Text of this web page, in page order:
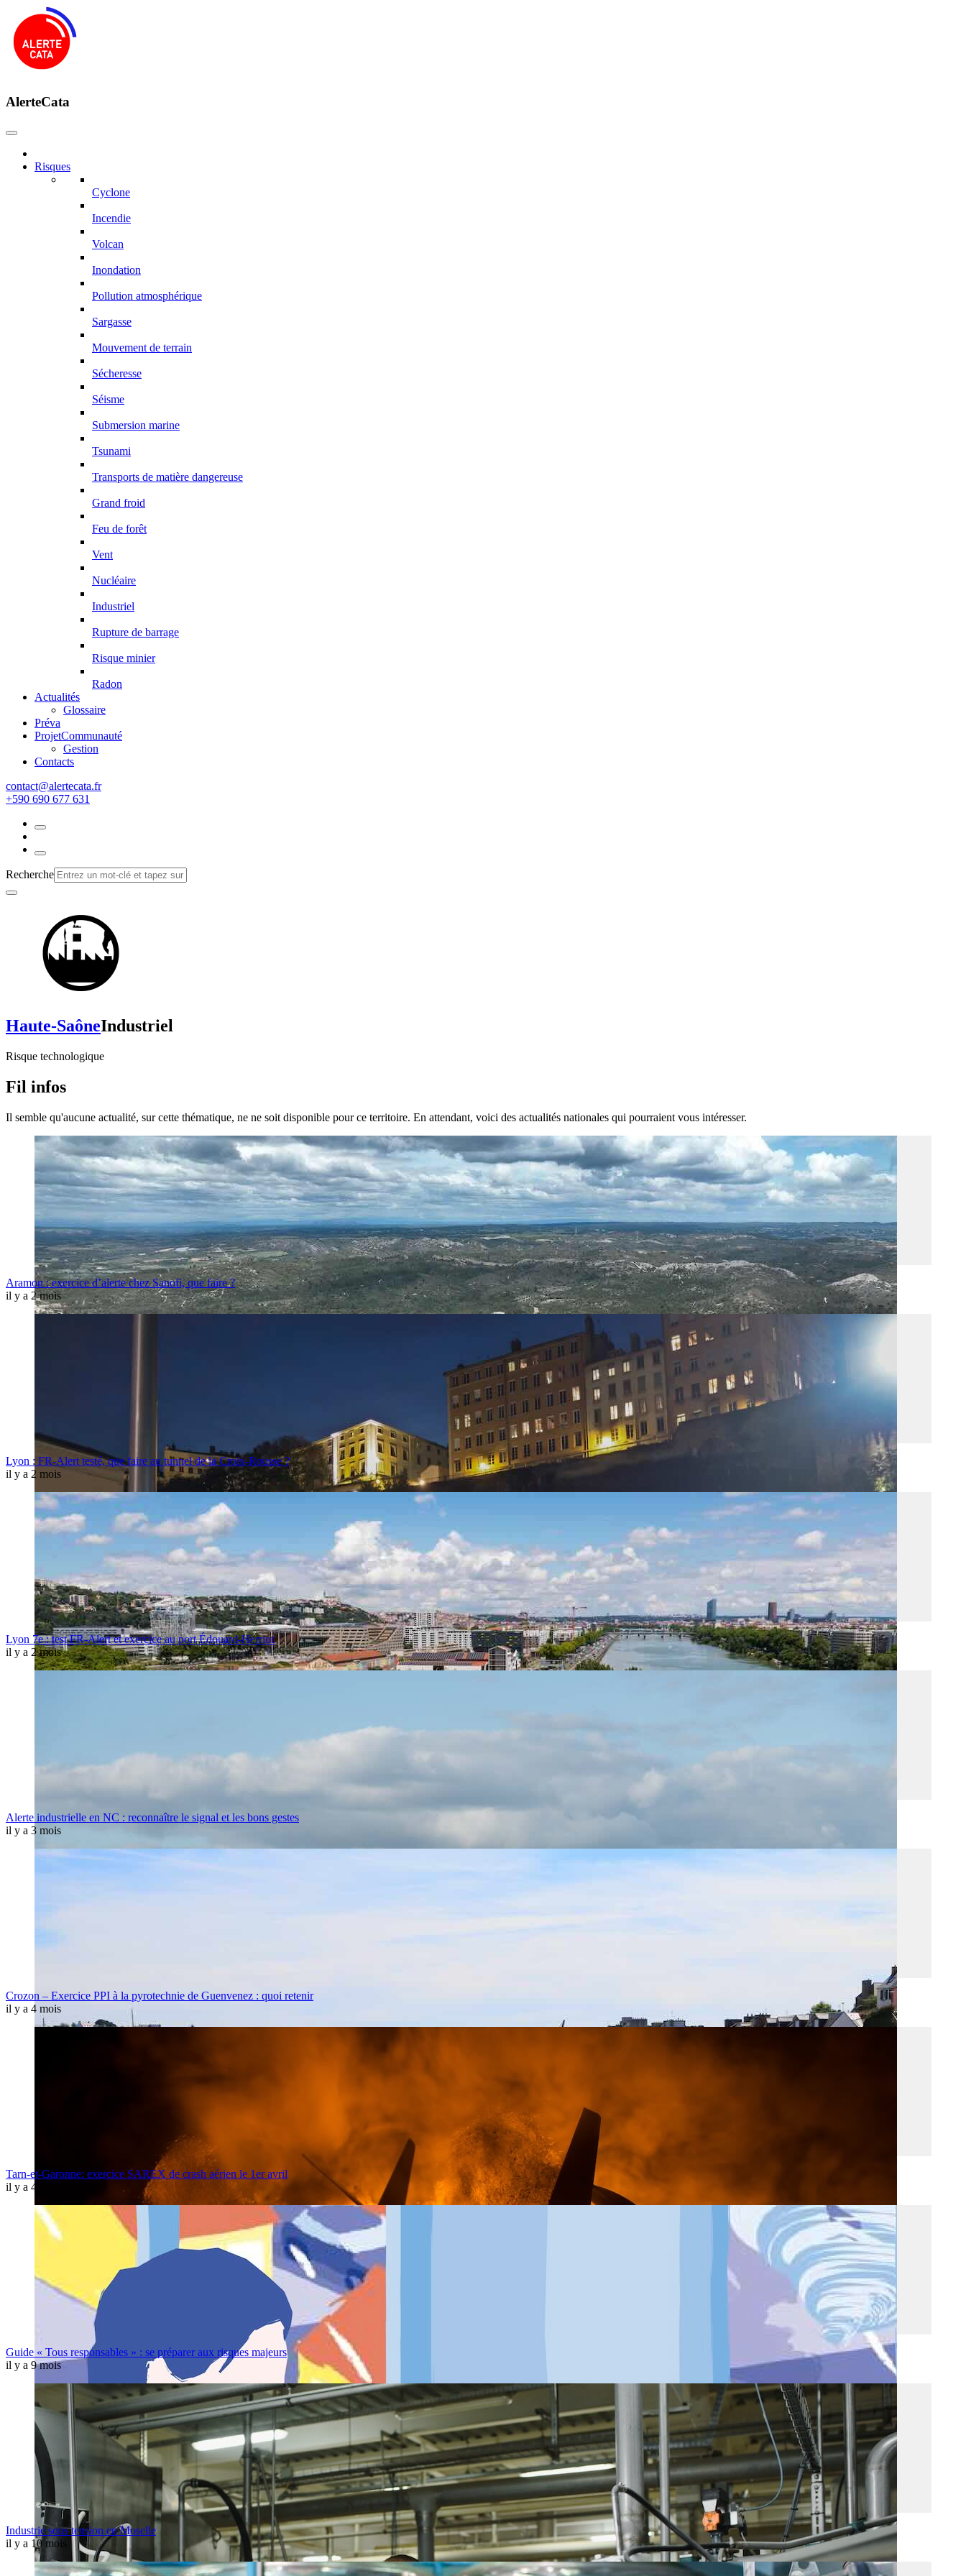
AlerteCata
Risques
Cyclone
Incendie
Volcan
Inondation
Pollution atmosphérique
Sargasse
Mouvement de terrain
Sécheresse
Séisme
Submersion marine
Tsunami
Transports de matière dangereuse
Grand froid
Feu de forêt
Vent
Nucléaire
Industriel
Rupture de barrage
Risque minier
Radon
Actualités
Glossaire
Préva
ProjetCommunauté
Gestion
Contacts
rf.atacetrela@tcatnoc
+590 690 677 631
Recherche
Haute-SaôneIndustriel
Risque technologique
Fil infos
Il semble qu'aucune actualité, sur cette thématique, ne ne soit disponible pour ce territoire. En attendant, voici des actualités nationales qui pourraient vous intéresser.
Aramon : exercice d’alerte chez Sanofi, que faire ?
il y a 2 mois
Lyon : FR-Alert testé, que faire au tunnel de la Croix-Rousse ?
il y a 2 mois
Lyon 7e : test FR-Alert et exercice au port Édouard-Herriot
il y a 2 mois
Alerte industrielle en NC : reconnaître le signal et les bons gestes
il y a 3 mois
Crozon – Exercice PPI à la pyrotechnie de Guenvenez : quoi retenir
il y a 4 mois
Tarn-et-Garonne: exercice SAREX de crash aérien le 1er avril
il y a 4 mois
Guide « Tous responsables » : se préparer aux risques majeurs
il y a 9 mois
Industrie sous tension en Moselle
il y a 10 mois